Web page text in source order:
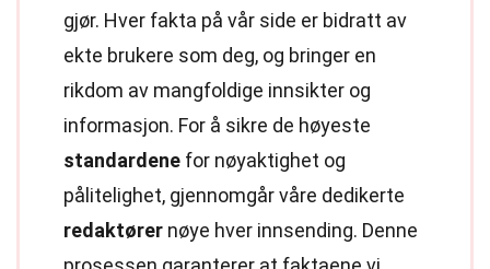
gjør. Hver fakta på vår side er bidratt av
ekte brukere som deg, og bringer en
rikdom av mangfoldige innsikter og
informasjon. For å sikre de høyeste
standardene for nøyaktighet og
pålitelighet, gjennomgår våre dedikerte
redaktører nøye hver innsending. Denne